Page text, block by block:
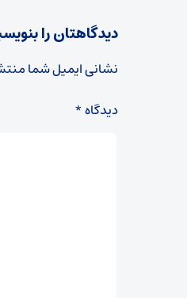
دیدگاهتان را
نشانی ایمیل شما
دیدگاه*